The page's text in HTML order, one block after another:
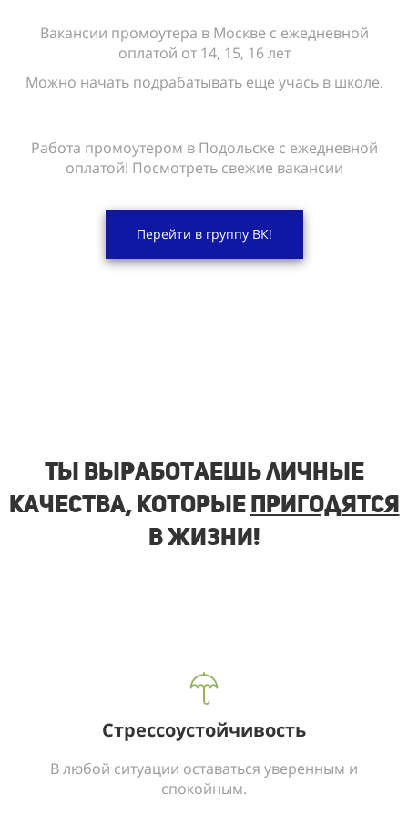
Вакансии промоутера в Москве с ежедневной
оплатой от 14, 15, 16 лет
Можно начать подрабатывать еще учась в школе.
Работа промоутером в Подольске с ежедневной
оплатой! Посмотреть свежие вакансии
Перейти в группу ВК!
Ты выработаешь личные
качества, которыепригодятся
в жизни!
Стрессоустойчивость
В любой ситуации оставаться уверенным и
спокойным.